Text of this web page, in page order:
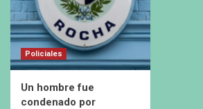
Policiales
Un hombre fue
condenado por